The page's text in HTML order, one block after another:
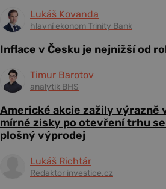
Lukáš Kovanda
hlavní ekonom Trinity Bank
Inflace v Česku je nejnižší od
Timur Barotov
analytik BHS
Americké akcie zažily výrazně
mírné zisky po otevření trhu
plošný výprodej
Lukáš Richtár
Redaktor investice.cz